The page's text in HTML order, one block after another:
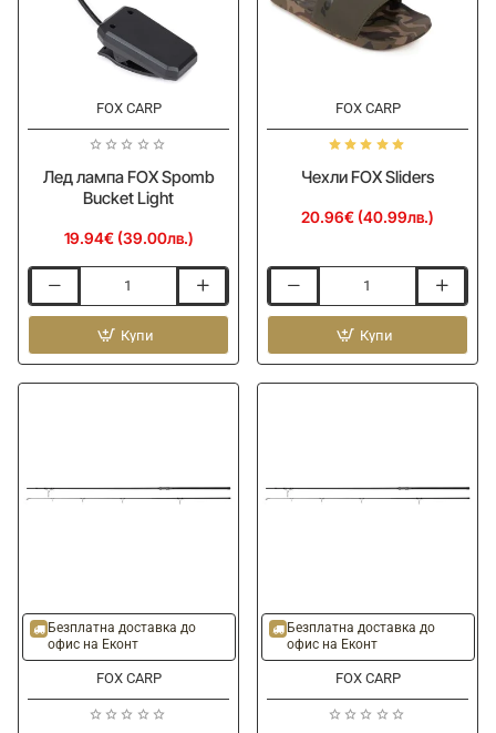
FOX CARP
Лед лампа FOX Spomb
Bucket Light
19.94€ (39.00лв.)
лампа
Spomb
Bucket
Купи
FOX CARP
Чехли FOX Sliders
20.96€ (40.99лв.)
FOX
Купи
Безплатна доставка до
офис на Еконт
FOX CARP
Безплатна доставка до
офис на Еконт
FOX CARP